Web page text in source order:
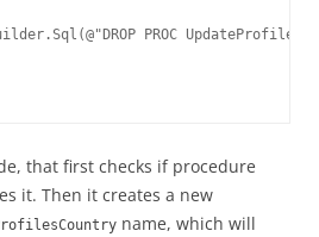
PROC
that first checks if procedure
it. Then it creates a new
name, which will